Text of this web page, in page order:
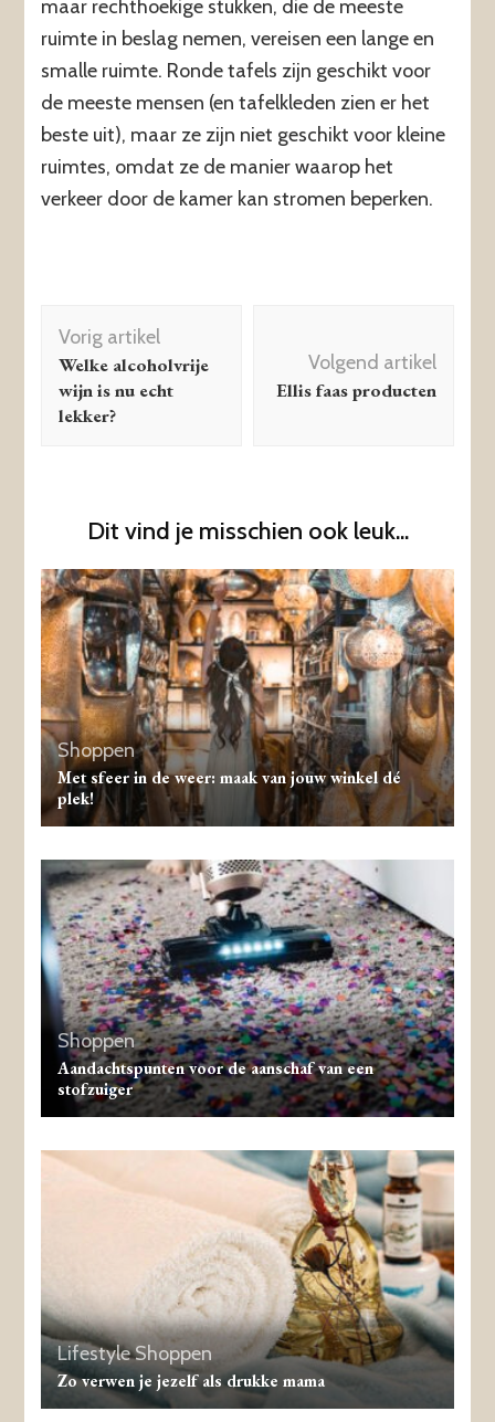
maar rechthoekige stukken, die de meeste
ruimte in beslag nemen, vereisen een lange en
smalle ruimte. Ronde tafels zijn geschikt voor
de meeste mensen (en tafelkleden zien er het
beste uit), maar ze zijn niet geschikt voor kleine
ruimtes, omdat ze de manier waarop het
verkeer door de kamer kan stromen beperken.
Berichtnavigatie
Vorig artikel
Welke alcoholvrije
wijn is nu echt
lekker?
Volgend artikel
Ellis faas producten
Dit vind je misschien ook leuk...
Shoppen
Met sfeer in de weer: maak van jouw winkel dé
plek!
Shoppen
Aandachtspunten voor de aanschaf van een
stofzuiger
LifestyleShoppen
Zo verwen je jezelf als drukke mama